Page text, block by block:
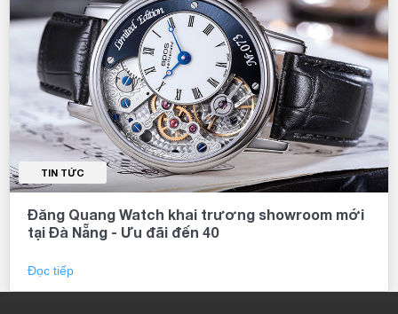
TIN TỨC
Đăng Quang Watch khai trương showroom mới
tại Đà Nẵng - Ưu đãi đến 40
Đọc tiếp